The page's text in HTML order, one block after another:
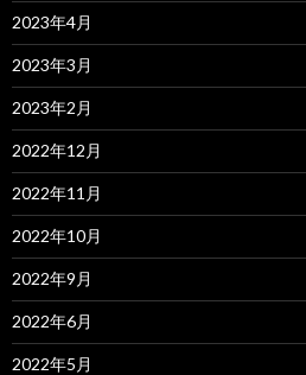
2023年4月
2023年3月
2023年2月
2022年12月
2022年11月
2022年10月
2022年9月
2022年6月
2022年5月